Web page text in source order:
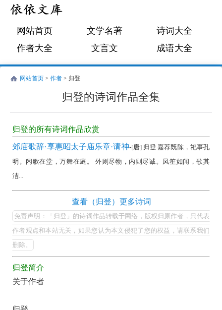
网站首页 文学名著
诗词大全
作者大全
文言文 成语大全
网站首页 > 作者 > 归登
归登的诗词作品全集
归
登
的
诗
词
全
集
欣
赏
（全
所
归登的所有诗词作品欣赏
郊庙歌辞·享惠昭太子庙乐章·请神-[唐] 归登 嘉荐既陈，祀事孔
明。闲歌在堂，万舞在庭。 外则尽物，内则尽诚。凤笙如闻，歌其
洁...
登
的
最
美
最
有
查看（归登）更多诗词
免责声明：「归登」的诗词作品转载于网络，版权归原作者，只代表
作者观点和本站无关，如果您认为本文侵犯了您的权益，请联系我们
删除。
归登简介
关于作者